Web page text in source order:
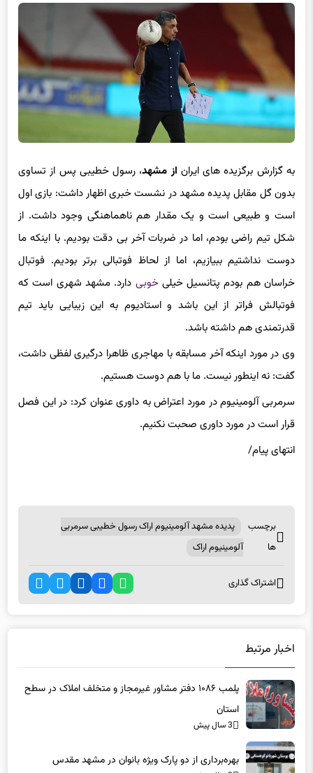
به گزارش برگزیده های ایران از مشهد، رسول خطیبی پس از تساوی
بدون گل مقابل پدیده مشهد در نشست خبری اظهار داشت: بازی اول
است و طبیعی است و یک مقدار هم ناهماهنگی وجود داشت. از
شکل تیم راضی بودم، اما در ضربات آخر بی دقت بودیم. با اینکه ما
دوست نداشتیم ببیازیم، اما از لحاظ فوتبالی برتر بودیم. فوتبال
خراسان هم بودم پتانسیل خیلیخوبی دارد. مشهد شهری است که
فوتبالش فراتر از این باشد و استادیوم به این زیبایی باید تیم
قدرتمندی هم داشته باشد.
وی در مورد اینکه آخر مسابقه با مهاجری ظاهرا درگیری لفظی داشت،
گفت: نه اینطور نیست. ما با هم دوست هستیم.
سرمربی آلومینیوم در مورد اعتراض به داوری عنوان کرد: در این فصل
قرار است در مورد داوری صحبت نکنیم.
انتهای پیام/
برچسب
ها
پدیده مشهد آلومینیوم اراک رسول خطیبی سرمربی
آلومینیوم اراک
اشتراک گذاری
اخبار مرتبط
پلمب ۱۰۸۶ دفتر مشاور غیرمجاز و متخلف املاک در سطح
استان
3 سال پیش
بهره‌برداری از دو پارک ویژه بانوان در مشهد مقدس